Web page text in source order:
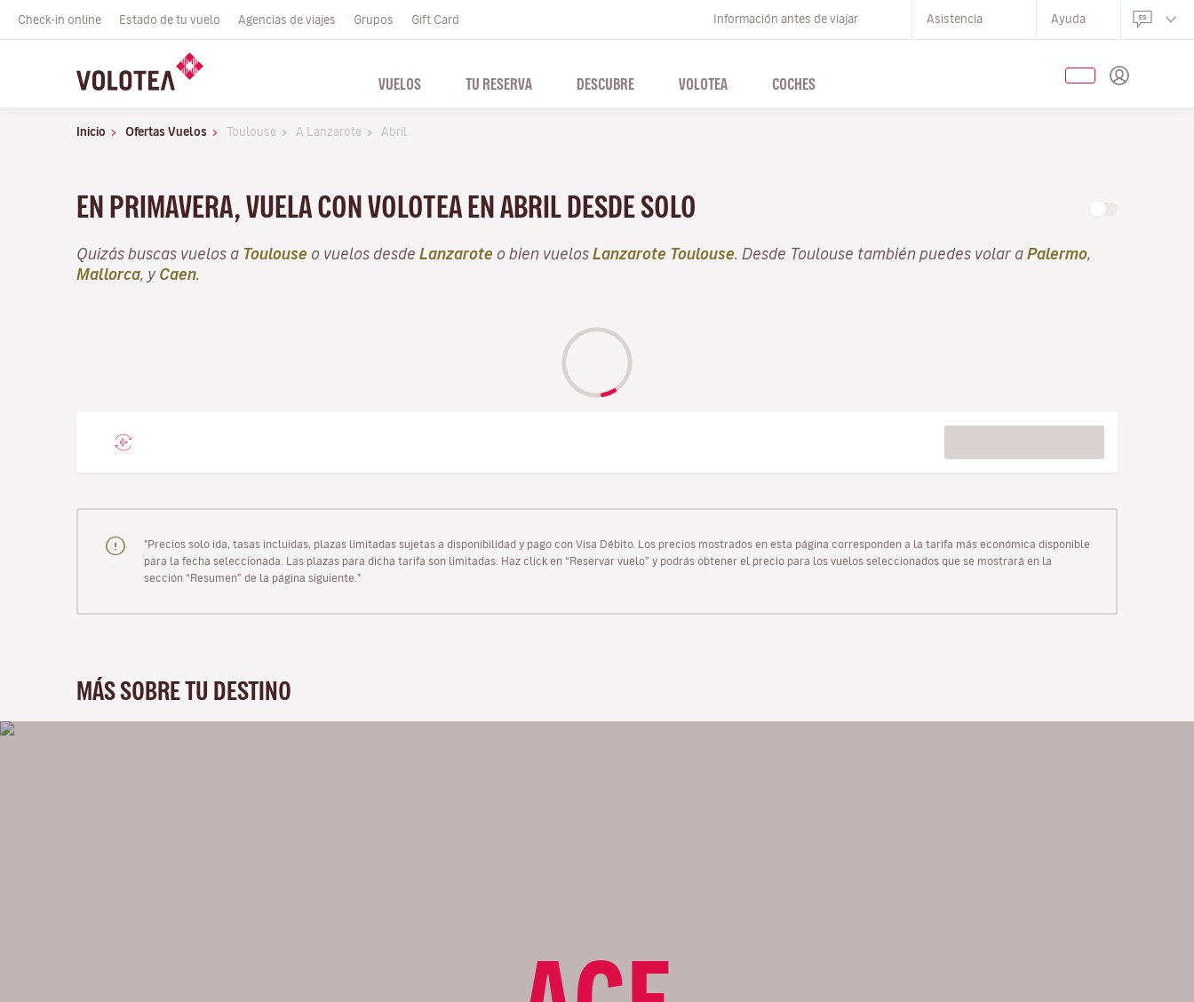
Check-in online Estado de tu vuelo Agencias de viajes Grupos Gift Card Información antes de viajar Asistencia Ayuda
VUELOS TU RESERVA DESCUBRE VOLOTEA COCHES
Inicio Ofertas Vuelos Toulouse A Lanzarote Abril
EN PRIMAVERA, VUELA CON VOLOTEA EN ABRIL DESDE SOLO
Quizás buscas vuelos a Toulouse o vuelos desde Lanzarote o bien vuelos Lanzarote Toulouse . Desde Toulouse también puedes volar a Palermo
Mallorca , y Caen
"Precios solo ida, tasas incluidas, plazas limitadas sujetas a disponibilidad y pago con Visa Débito. Los precios mostrados en esta página corresponden a la tarifa más económica disponible
para la fecha seleccionada. Las plazas para dicha tarifa son limitadas. Haz click en “Reservar vuelo” y podrás obtener el precio para los vuelos seleccionados que se mostrará en la
sección “Resumen” de la página siguiente."
MÁS SOBRE TU DESTINO